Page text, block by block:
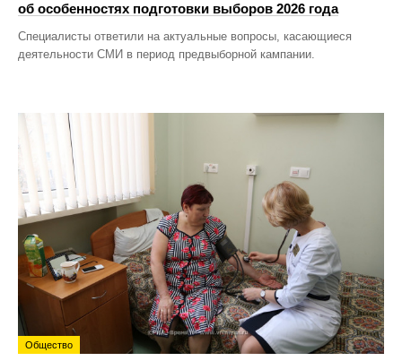
об особенностях подготовки выборов 2026 года
Специалисты ответили на актуальные вопросы, касающиеся
деятельности СМИ в период предвыборной кампании.
Общество